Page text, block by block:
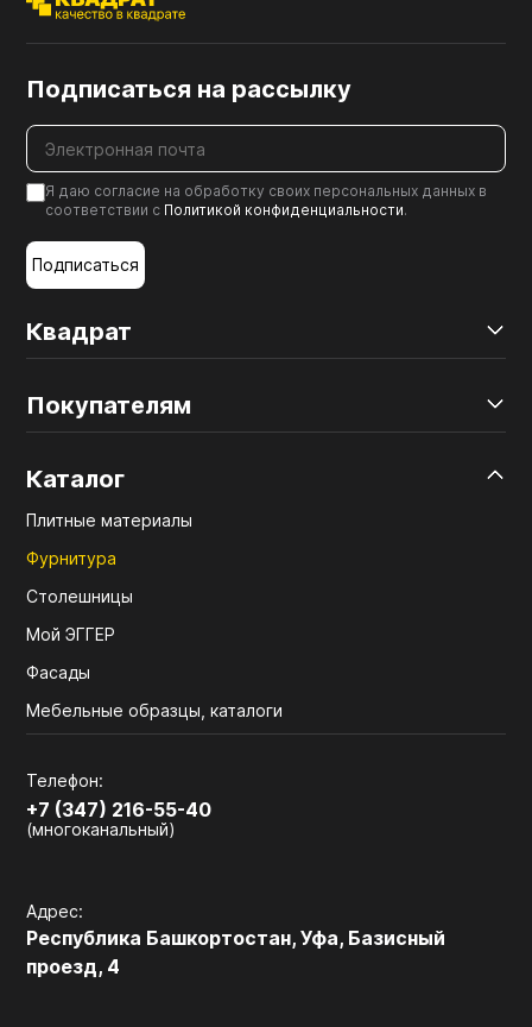
Квадрат
Покупателям
Каталог
Плитные материалы
Фурнитура
Столешницы
Мой ЭГГЕР
Фасады
Мебельные образцы, каталоги
Телефон:
+7 (347) 216-55-40
(многоканальный)
Адрес:
Республика Башкортостан, Уфа, Базисный
проезд, 4
Подписаться на рассылку
Я даю согласие на обработку своих персональных данных в
соответствии с Политикой конфиденциальности.
Подписаться